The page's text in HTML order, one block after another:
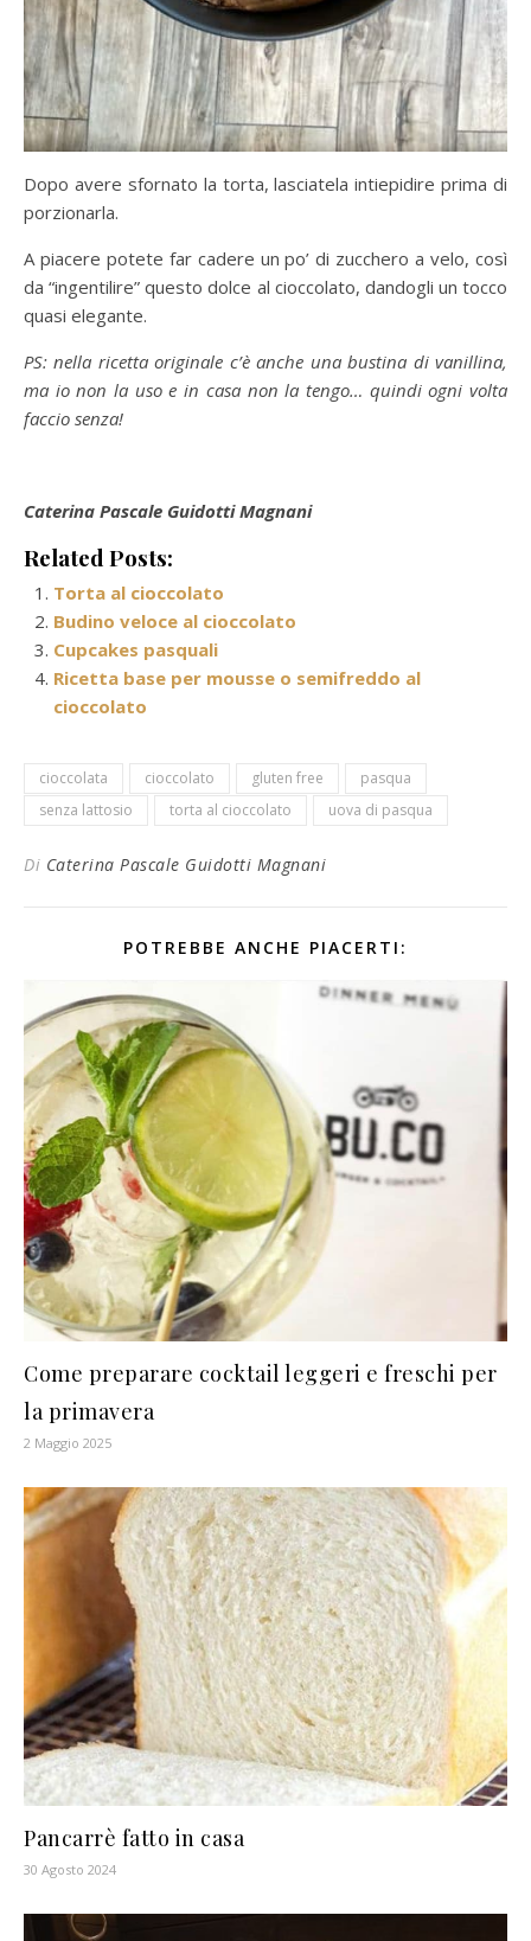
Dopo avere sfornato la torta, lasciatela intiepidire prima di
porzionarla.
A piacere potete far cadere un po’ di zucchero a velo, così
da “ingentilire” questo dolce al cioccolato, dandogli un tocco
quasi elegante.
PS: nella ricetta originale c’è anche una bustina di vanillina,
ma io non la uso e in casa non la tengo… quindi ogni volta
faccio senza!
Caterina Pascale Guidotti Magnani
Related Posts:
Torta al cioccolato
Budino veloce al cioccolato
Cupcakes pasquali
Ricetta base per mousse o semifreddo al
cioccolato
cioccolata cioccolato gluten free
pasqua
senza lattosio
torta al cioccolato uova di pasqua
Di Caterina Pascale Guidotti Magnani
POTREBBE ANCHE PIACERTI:
Come preparare cocktail leggeri e freschi per
la primavera
2 Maggio 2025
Pancarrè fatto in casa
30 Agosto 2024